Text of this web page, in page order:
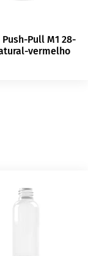
Pull M1 28-
vermelho